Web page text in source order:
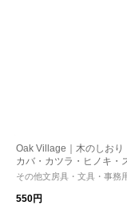
Oak Village｜木のしおり
カバ・カツラ・ヒノキ・
書・国産・日本製］
その他文房具・文具・事務
550円